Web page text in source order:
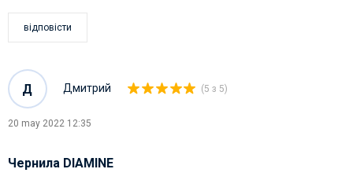
відповісти
Д Дмитрий (5 з 5)
20 may 2022 12:35
Чернила DIAMINE